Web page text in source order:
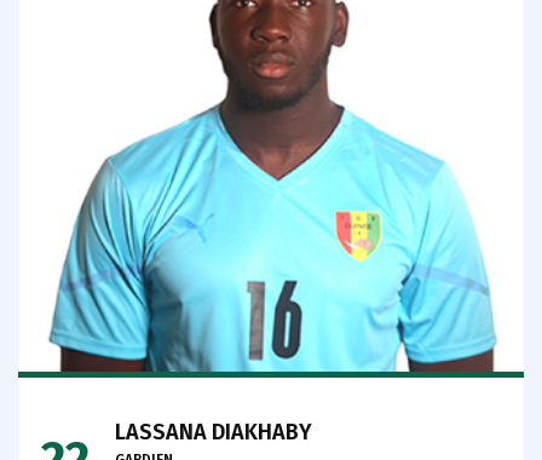
LASSANA DIAKHABY